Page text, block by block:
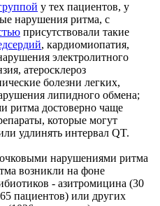
у тех пациентов, у
нарушения ритма, с
присутствовали такие
, кардиомиопатия,
электролитного
атеросклероз
болезни легких,
липидного обмена;
ритма достоверно чаще
которые могут
удлинять интервал QT.
нарушениями ритма
возникли на фоне
- азитромицина (30
пациентов) или других